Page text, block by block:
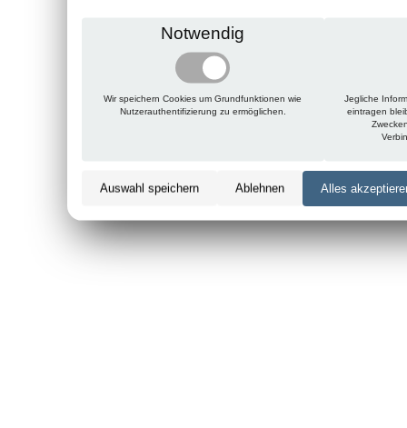
Notwendig
Wir speichern Cookies um Grundfunktionen wie
Nutzerauthentifizierung zu ermöglichen.
Jegliche
eintragen
Auswahl speichern Ablehnen Alles